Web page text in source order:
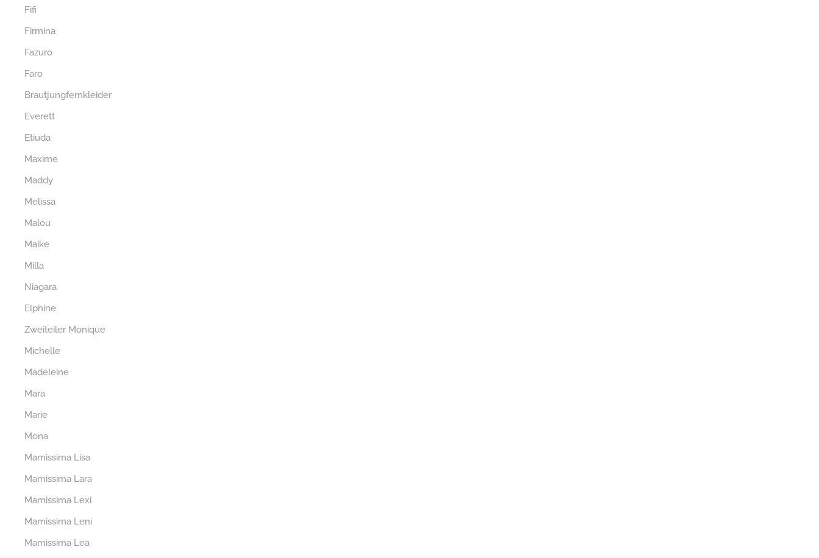
Fifi
Firmina
Fazuro
Faro
Brautjungfernkleider
Everett
Etiuda
Maxime
Maddy
Melissa
Malou
Maike
Milla
Niagara
Elphine
Zweiteiler Monique
Michelle
Madeleine
Mara
Marie
Mona
Mamissima Lisa
Mamissima Lara
Mamissima Lexi
Mamissima Leni
Mamissima Lea